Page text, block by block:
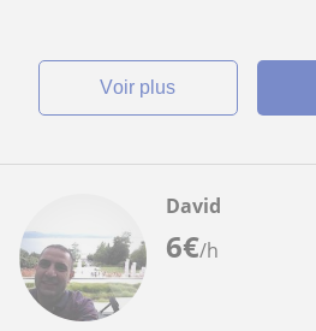
voir plus
6€/h
David